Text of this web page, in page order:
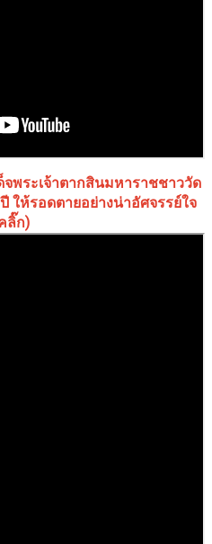
พระเจ้าตากสินมหาราชชาววัด
ให้รอดตายอย่างน่าอัศจรรย์ใจ
ลิ๊ก)